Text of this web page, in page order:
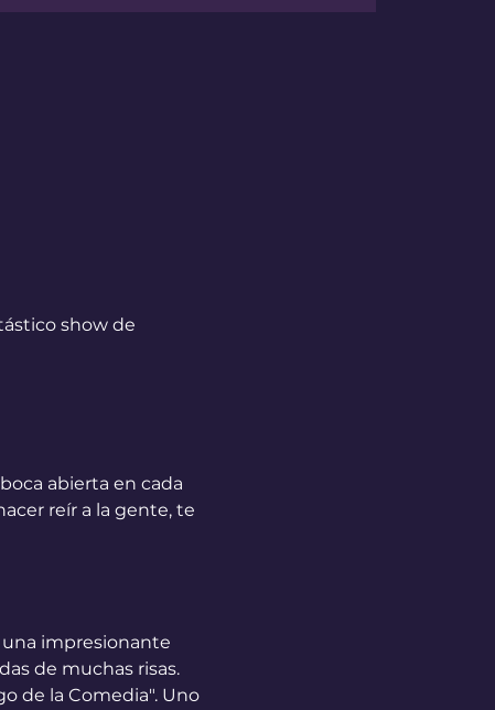
show de
abierta en cada
reír a la gente, te
impresionante
de muchas risas.
de la Comedia". Uno